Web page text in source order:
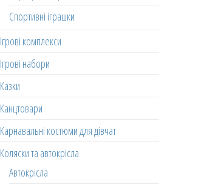
Спортивні іграшки
Ігрові комплекси
Ігрові набори
Казки
Канцтовари
Карнавальні костюми для дівчат
Коляски та автокрісла
Автокрісла